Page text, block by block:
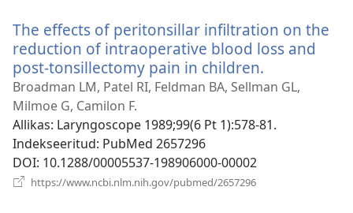
The effects of peritonsillar infiltration on the
reduction of intraoperative blood loss and
post-tonsillectomy pain in children.
uue
Broadman LM, Patel RI, Feldman BA, Sellman GL,
Milmoe G, Camilon F.
Allikas‎: Laryngoscope 1989;99(6 Pt 1):578-81.
Indekseeritud‎: PubMed 2657296
DOI‎: 10.1288/00005537-198906000-00002
https://www.ncbi.nlm.nih.gov/pubmed/2657296